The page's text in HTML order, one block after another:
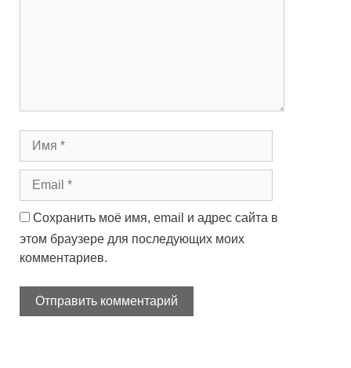
Сохранить моё имя, email и адрес сайта в
этом браузере для последующих моих
комментариев.